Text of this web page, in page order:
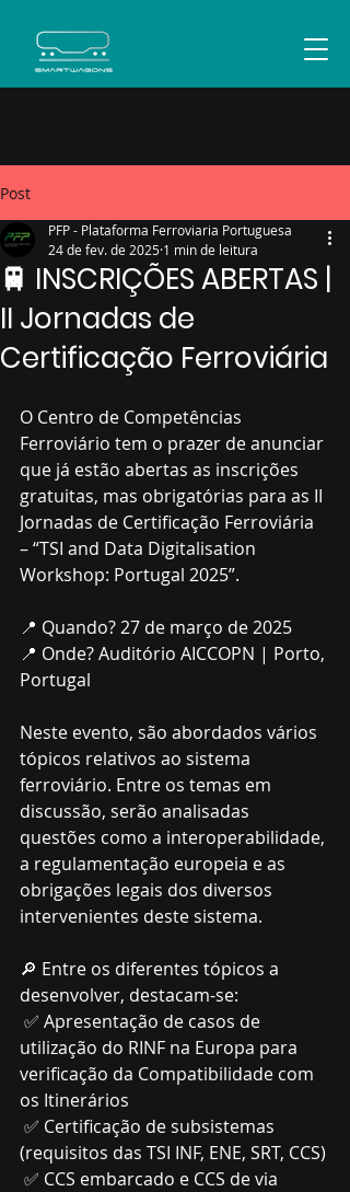
Post
🚆 INSCRIÇÕES ABERTAS |
II Jornadas de
Certificação Ferroviária
PFP - Plataforma Ferroviaria Portuguesa
24 de fev. de 2025 1 min de leitura
O Centro de Competências
Ferroviário tem o prazer de anunciar
que já estão abertas as inscrições
gratuitas, mas obrigatórias para as II
Jornadas de Certificação Ferroviária
– “TSI and Data Digitalisation
Workshop: Portugal 2025”.
📍 Quando? 27 de março de 2025
📍 Onde? Auditório AICCOPN | Porto,
Portugal
Neste evento, são abordados vários
tópicos relativos ao sistema
ferroviário. Entre os temas em
discussão, serão analisadas
questões como a interoperabilidade,
a regulamentação europeia e as
obrigações legais dos diversos
intervenientes deste sistema.
🔎 Entre os diferentes tópicos a
desenvolver, destacam-se:
✅ Apresentação de casos de
utilização do RINF na Europa para
verificação da Compatibilidade com
os Itinerários
✅ Certificação de subsistemas
(requisitos das TSI INF, ENE, SRT, CCS)
✅ CCS embarcado e CCS de via